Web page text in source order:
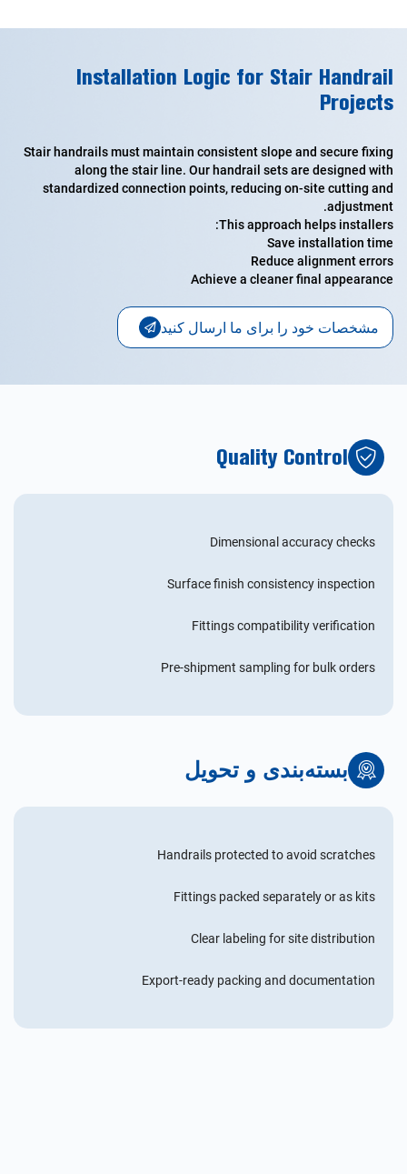
Installation Logic for Stair Handrail
Projects
Stair handrails must maintain consistent slope and secure fixing
along the stair line. Our handrail sets are designed with
standardized connection points, reducing on-site cutting and
adjustment.
This approach helps installers:
Save installation time
Reduce alignment errors
Achieve a cleaner final appearance
مشخصات خود را برای ما ارسال کنید
Quality Control
Dimensional accuracy checks
Surface finish consistency inspection
Fittings compatibility verification
Pre-shipment sampling for bulk orders
بسته‌بندی و تحویل
Handrails protected to avoid scratches
Fittings packed separately or as kits
Clear labeling for site distribution
Export-ready packing and documentation